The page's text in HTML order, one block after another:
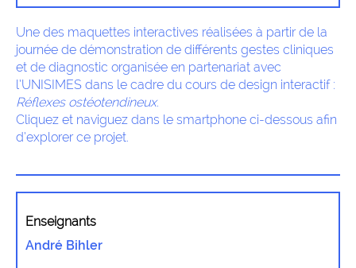
Une des maquettes interactives réalisées à partir de la
journée de démonstration de différents gestes cliniques
et de diagnostic organisée en partenariat avec
l’UNISIMES dans le cadre du cours de design interactif :
Réflexes ostéotendineux.
Cliquez et naviguez dans le smartphone ci-dessous afin
d’explorer ce projet.
Enseignants
André Bihler